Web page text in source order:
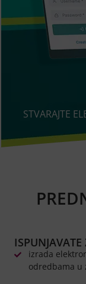
STVARAJTE
ISPUNJAVATE
izrada
odredbama u